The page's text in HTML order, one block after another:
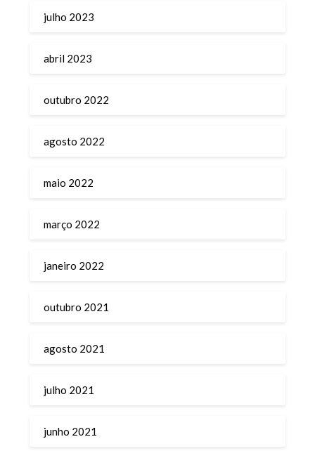
julho 2023
abril 2023
outubro 2022
agosto 2022
maio 2022
março 2022
janeiro 2022
outubro 2021
agosto 2021
julho 2021
junho 2021